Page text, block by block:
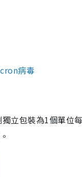
病毒
立包裝為1個單位